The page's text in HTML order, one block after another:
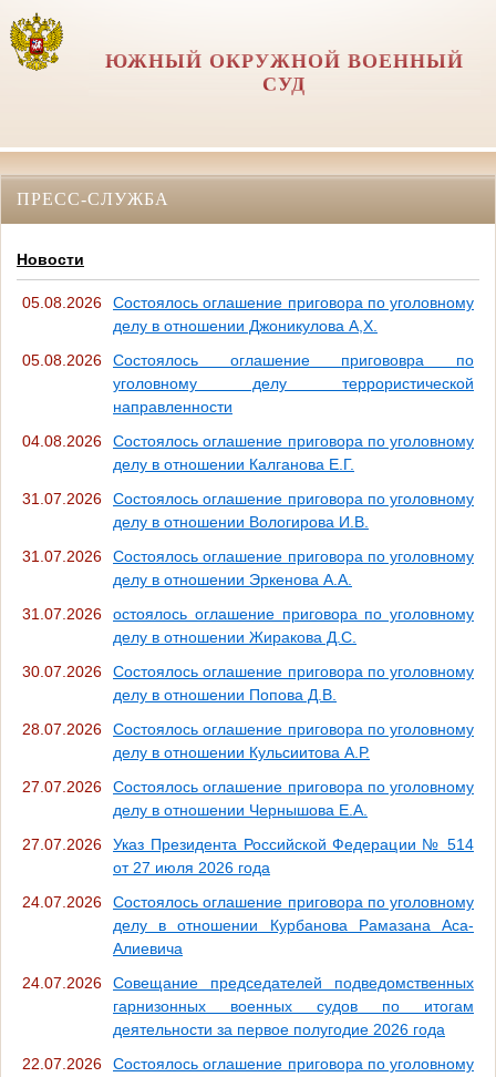
ЮЖНЫЙ ОКРУЖНОЙ ВОЕННЫЙ
СУД
ПРЕСС-СЛУЖБА
Новости
05.08.2026
Состоялось оглашение приговора по уголовному
делу в отношении Джоникулова А,Х.
05.08.2026
Состоялось оглашение пригововра по
уголовному делу террористической
направленности
04.08.2026
Состоялось оглашение приговора по уголовному
делу в отношении Калганова Е.Г.
31.07.2026
Состоялось оглашение приговора по уголовному
делу в отношении Вологирова И.В.
31.07.2026
Состоялось оглашение приговора по уголовному
делу в отношении Эркенова А.А.
31.07.2026
остоялось оглашение приговора по уголовному
делу в отношении Жиракова Д.С.
30.07.2026
Состоялось оглашение приговора по уголовному
делу в отношении Попова Д.В.
28.07.2026
Состоялось оглашение приговора по уголовному
делу в отношении Кульсиитова А.Р.
27.07.2026
Состоялось оглашение приговора по уголовному
делу в отношении Чернышова Е.А.
27.07.2026
Указ Президента Российской Федерации № 514
от 27 июля 2026 года
24.07.2026
Состоялось оглашение приговора по уголовному
делу в отношении Курбанова Рамазана Аса-
Алиевича
24.07.2026
Совещание председателей подведомственных
гарнизонных военных судов по итогам
деятельности за первое полугодие 2026 года
22.07.2026
Состоялось оглашение приговора по уголовному